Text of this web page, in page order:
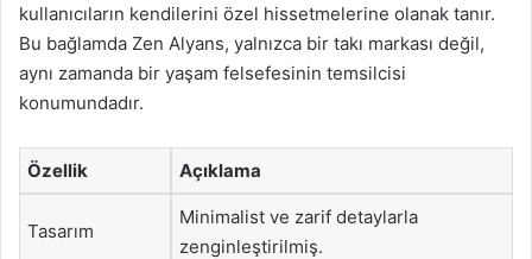
kullanıcıların kendilerini özel hissetmelerine olanak tanır.
Bu bağlamda Zen Alyans, yalnızca bir takı markası değil,
aynı zamanda bir yaşam felsefesinin temsilcisi
konumundadır.
Özellik Açıklama
Tasarım
Minimalist ve zarif detaylarla
zenginleştirilmiş.